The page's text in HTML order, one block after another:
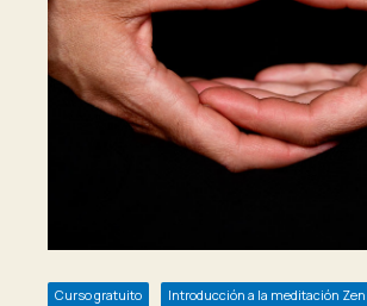
Curso gratuito Introducción a la meditación Zen